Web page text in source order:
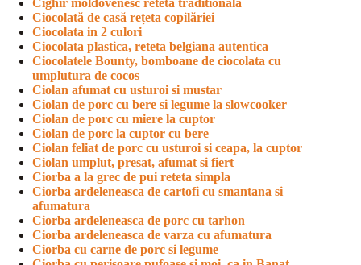
Cighir moldovenesc reteta traditionala
Ciocolată de casă rețeta copilăriei
Ciocolata in 2 culori
Ciocolata plastica, reteta belgiana autentica
Ciocolatele Bounty, bomboane de ciocolata cu
umplutura de cocos
Ciolan afumat cu usturoi si mustar
Ciolan de porc cu bere si legume la slowcooker
Ciolan de porc cu miere la cuptor
Ciolan de porc la cuptor cu bere
Ciolan feliat de porc cu usturoi si ceapa, la cuptor
Ciolan umplut, presat, afumat si fiert
Ciorba a la grec de pui reteta simpla
Ciorba ardeleneasca de cartofi cu smantana si
afumatura
Ciorba ardeleneasca de porc cu tarhon
Ciorba ardeleneasca de varza cu afumatura
Ciorba cu carne de porc si legume